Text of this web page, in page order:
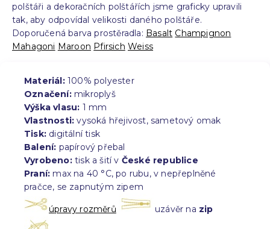
polštáři a dekoračních polštářích jsme graficky upravili
tak, aby odpovídal velikosti daného polštáře.
Doporučená barva prostěradla: Basalt Champignon
Mahagoni Maroon Pfirsich Weiss
Materiál:100% polyester
Označení:mikroplyš
Výška vlasu: 1 mm
Vlastnosti: vysoká hřejivost, sametový omak
Tisk: digitální tisk
Balení: papírový přebal
Vyrobeno:tisk a šití v České republice
Praní: max na 40 °C, po rubu, v nepřeplněné
pračce, se zapnutým zipem
úpravy rozměrů uzávěr na zip